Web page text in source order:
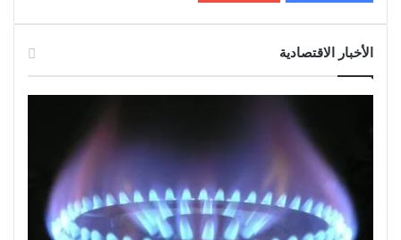
الأخبار الاقتصادية